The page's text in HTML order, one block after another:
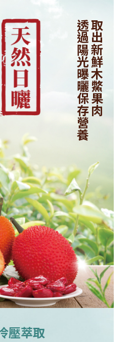
取出新鮮木鱉果肉
透過陽光曝曬保存營養
壓萃取